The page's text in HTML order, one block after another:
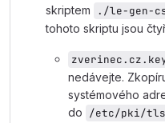
skriptem
./le-gen-
tohoto skriptu jsou
nedávejte.
systémového
do /etc/pki/